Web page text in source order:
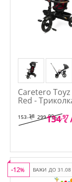
Caretero
Red -
153 ,38
€ 299,99лв.
134,97
€
ВАЖИ ДО 31.08
-12%